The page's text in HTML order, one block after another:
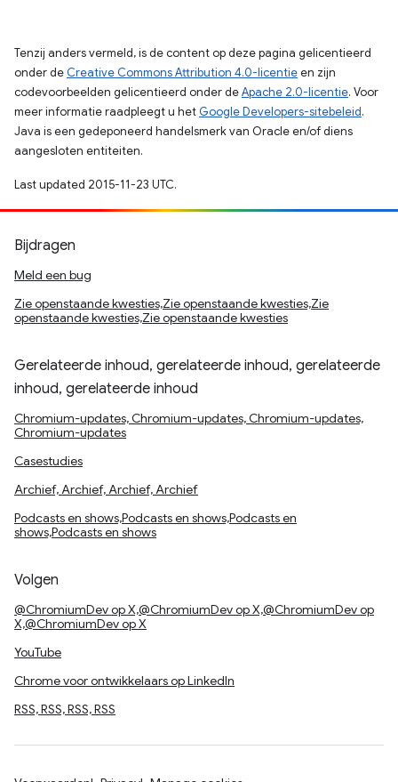
Tenzij anders vermeld, is de content op deze pagina gelicentieerd
onder de Creative Commons Attribution 4.0-licentieen zijn
codevoorbeelden gelicentieerd onder deApache 2.0-licentie. Voor
meer informatie raadpleegt u het Google Developers-sitebeleid.
Java is een gedeponeerd handelsmerk van Oracle en/of diens
aangesloten entiteiten.
Last updated 2015-11-23 UTC.
Bijdragen
Meld een bug
Zie openstaande kwesties,Zie openstaande kwesties,Zie
openstaande kwesties,Zie openstaande kwesties
Gerelateerde inhoud, gerelateerde inhoud, gerelateerde
inhoud, gerelateerde inhoud
Chromium-updates, Chromium-updates, Chromium-updates,
Chromium-updates
Casestudies
Archief, Archief, Archief, Archief
Podcasts en shows,Podcasts en shows,Podcasts en
shows,Podcasts en shows
Volgen
@ChromiumDev op X,@ChromiumDev op X,@ChromiumDev op
X,@ChromiumDev op X
YouTube
Chrome voor ontwikkelaars op LinkedIn
RSS, RSS, RSS, RSS